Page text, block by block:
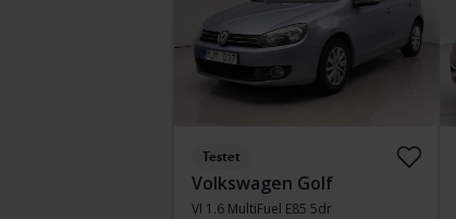
Testet
Volkswagen Golf
VI 1.6 MultiFuel E85 5dr